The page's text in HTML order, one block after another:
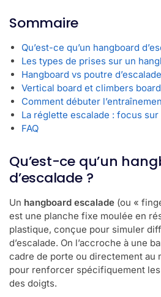
Sommaire
Qu’est-ce qu’un hangboard
Les types de prises sur un
Hangboard vs poutre
Vertical board et climbers
Comment débuter
La réglette escalade : focus
FAQ
Qu’est-ce qu’un
d’escalade ?
Un hangboard escalade (ou «
est une planche fixe moulée en
plastique, conçue pour simuler
d’escalade. On l’accroche à une
cadre de porte ou directement au
pour renforcer spécifiquement
des doigts.